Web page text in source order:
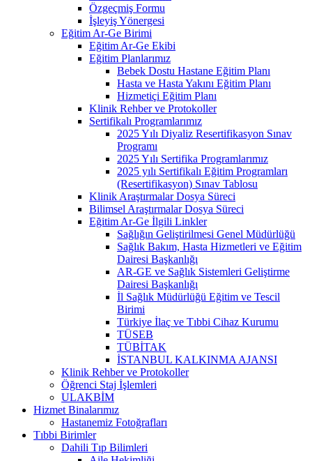
Özgeçmiş Formu
İşleyiş Yönergesi
Eğitim Ar-Ge Birimi
Eğitim Ar-Ge Ekibi
Eğitim Planlarımız
Bebek Dostu Hastane Eğitim Planı
Hasta ve Hasta Yakını Eğitim Planı
Hizmetiçi Eğitim Planı
Klinik Rehber ve Protokoller
Sertifikalı Programlarımız
2025 Yılı Diyaliz Resertifikasyon Sınav
Programı
2025 Yılı Sertifika Programlarımız
2025 yılı Sertifikalı Eğitim Programları
(Resertifikasyon) Sınav Tablosu
Klinik Araştırmalar Dosya Süreci
Bilimsel Araştırmalar Dosya Süreci
Eğitim Ar-Ge İlgili Linkler
Sağlığın Geliştirilmesi Genel Müdürlüğü
Sağlık Bakım, Hasta Hizmetleri ve Eğitim
Dairesi Başkanlığı
AR-GE ve Sağlık Sistemleri Geliştirme
Dairesi Başkanlığı
İl Sağlık Müdürlüğü Eğitim ve Tescil
Birimi
Türkiye İlaç ve Tıbbi Cihaz Kurumu
TÜSEB
TÜBİTAK
İSTANBUL KALKINMA AJANSI
Klinik Rehber ve Protokoller
Öğrenci Staj İşlemleri
ULAKBİM
Hizmet Binalarımız
Hastanemiz Fotoğrafları
Tıbbi Birimler
Dahili Tıp Bilimleri